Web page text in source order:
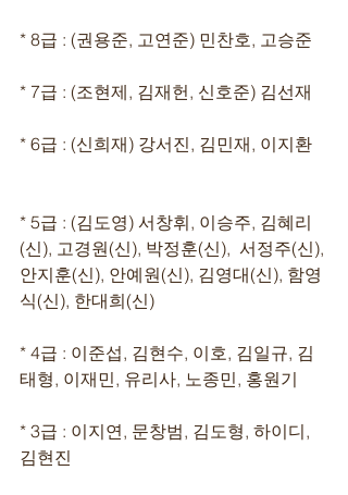
* 8급 : (권용준, 고연준) 민찬호, 고승준
* 7급 : (조현제, 김재헌, 신호준) 김선재
* 6급 : (신희재) 강서진, 김민재, 이지환
* 5급 : (김도영) 서창휘, 이승주, 김혜리
(신), 고경원(신), 박정훈(신),  서정주(신),
안지훈(신), 안예원(신), 김영대(신), 함영
식(신), 한대희(신)
* 4급 : 이준섭, 김현수, 이호, 김일규, 김
태형, 이재민, 유리사, 노종민, 홍원기
* 3급 : 이지연, 문창범, 김도형, 하이디,
김현진